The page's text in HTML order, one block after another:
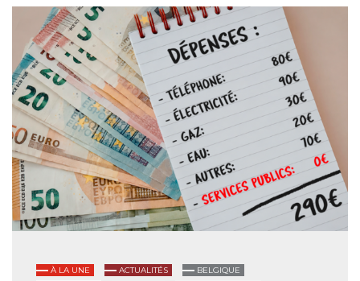
À LA UNE ACTUALITÉS
BELGIQUE